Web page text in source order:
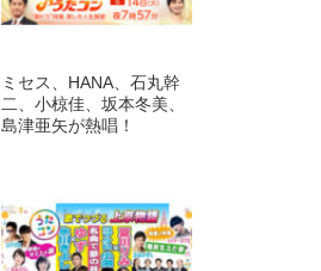
ミセス、HANA、石丸幹
二、小椋佳、坂本冬美、
島津亜矢が熱唱！